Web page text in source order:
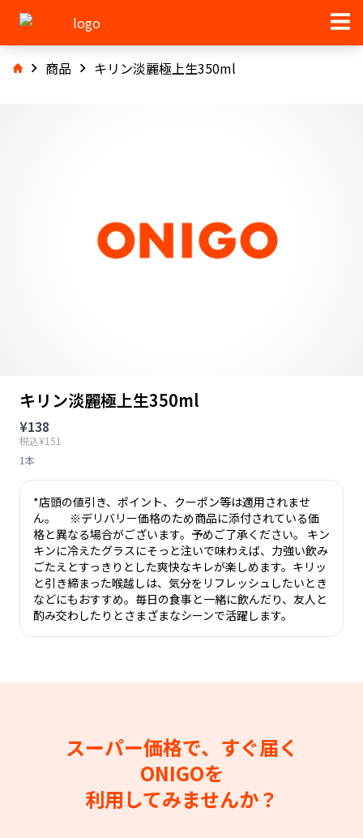
商品 キリン淡麗極上生350ml
キリン淡麗極上生350ml
¥138
税込¥151
1本
*店頭の値引き、ポイント、クーポン等は適用されませ
ん。 ※デリバリー価格のため商品に添付されている価
格と異なる場合がございます。予めご了承ください。 キン
キンに冷えたグラスにそっと注いで味わえば、力強い飲み
ごたえとすっきりとした爽快なキレが楽しめます。キリッ
と引き締まった喉越しは、気分をリフレッシュしたいとき
などにもおすすめ。毎日の食事と一緒に飲んだり、友人と
酌み交わしたりとさまざまなシーンで活躍します。
スーパー価格で、すぐ届く
ONIGOを
利用してみませんか？